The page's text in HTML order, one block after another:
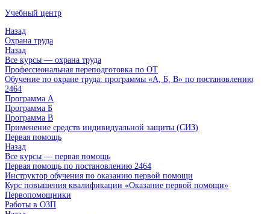
Учебный центр
Назад
Охрана труда
Назад
Все курсы — охрана труда
Профессиональная переподготовка по ОТ
Обучение по охране труда: программы «А, Б, В» по постановлению
2464
Программа А
Программа Б
Программа В
Применение средств индивидуальной защиты (СИЗ)
Первая помощь
Назад
Все курсы — первая помощь
Первая помощь по постановлению 2464
Инструктор обучения по оказанию первой помощи
Курс повышения квалификации «Оказание первой помощи»
Первопомощники
Работы в ОЗП